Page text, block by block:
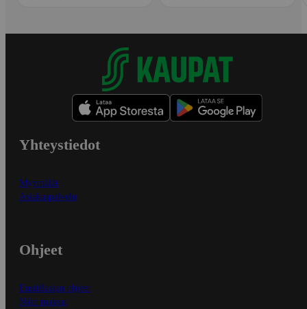
Yhteystiedot
Myymälät
Asiakaspalvelu
Ohjeet
Ensitilaajan ohjeet
Näin maksat